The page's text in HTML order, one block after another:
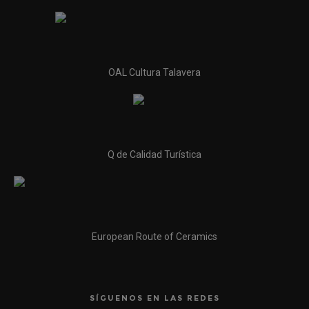
OAL Cultura Talavera
Q de Calidad Turística
European Route of Ceramics
SÍGUENOS EN LAS REDES